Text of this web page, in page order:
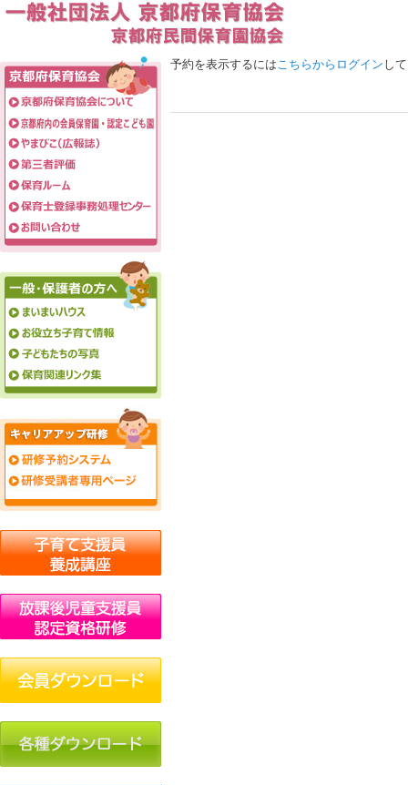
予約を表示するにはこちらからログイン し